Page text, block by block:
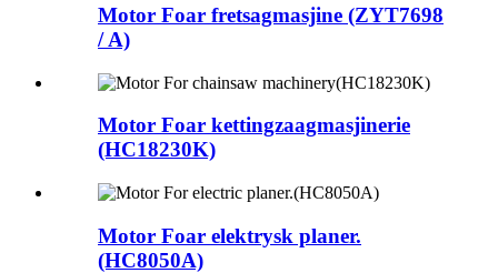
Motor Foar fretsagmasjine (ZYT7698
/ A)
Motor Foar kettingzaagmasjinerie
(HC18230K)
Motor Foar elektrysk planer.
(HC8050A)